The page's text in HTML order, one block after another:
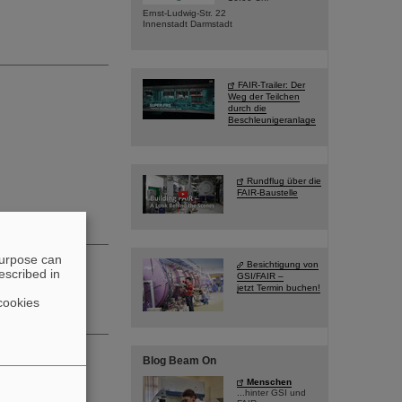
Ernst-Ludwig-Str. 22
Innenstadt Darmstadt
FAIR-Trailer: Der
Weg der Teilchen
durch die
Beschleunigeranlage
Rundflug über die
FAIR-Baustelle
Besichtigung von
GSI/FAIR –
jetzt Termin buchen!
Blog Beam On
Menschen
...hinter GSI und
can
in